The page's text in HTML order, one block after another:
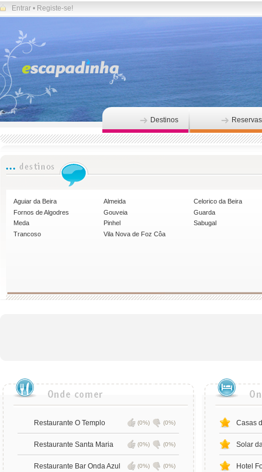
Entrar • Registe-se!
Destinos Reservas
Aguiar da Beira Almeida
Celorico da Beira
Fornos de Algodres
Gouveia
Guarda
Meda
Pinhel
Sabugal
Trancoso
Vila Nova de Foz Côa
Restaurante O Templo (0%) (0%)
Restaurante Santa Maria (0%) (0%)
Restaurante Bar Onda Azul (0%) (0%)
Casas
Solar
Hotel